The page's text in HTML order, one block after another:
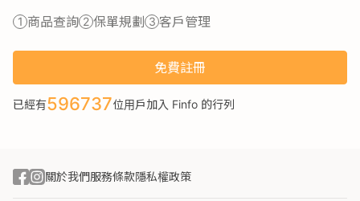
商品查詢
保單規劃 客戶管理
免費註冊
已經有596737位用戶加入 Finfo 的行列
關於我們服務條款隱私權政策